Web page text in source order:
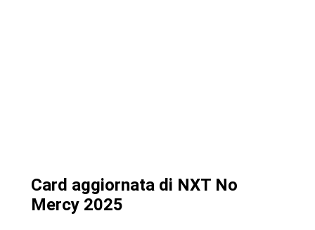
Card aggiornata di NXT No
Mercy 2025